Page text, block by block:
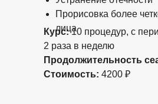
Прорисовка более
лица
Курс:10 процедур, с
2 раза в неделю
Продолжительность
Стоимость: 4200 ₽